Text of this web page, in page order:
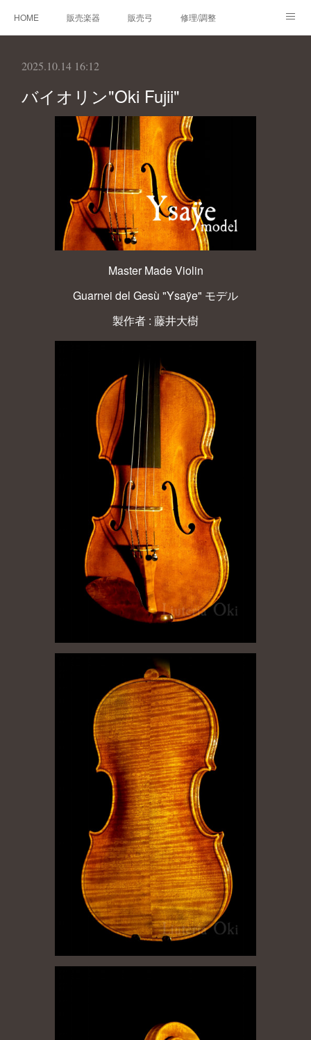
HOME 販売楽器 販売弓 修理/調整
2025.10.14 16:12
バイオリン"Oki Fujii"
Master Made Violin
Guarnei del Gesù "Ysaÿe" モデル
製作者 : 藤井大樹